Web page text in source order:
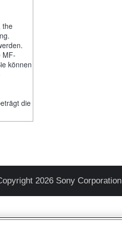
the
MF-
können
die
2026 Sony Corporation